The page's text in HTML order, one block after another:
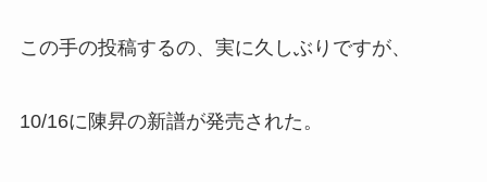
この手の投稿するの、実に久しぶりですが、
10/16に陳昇の新譜が発売された。